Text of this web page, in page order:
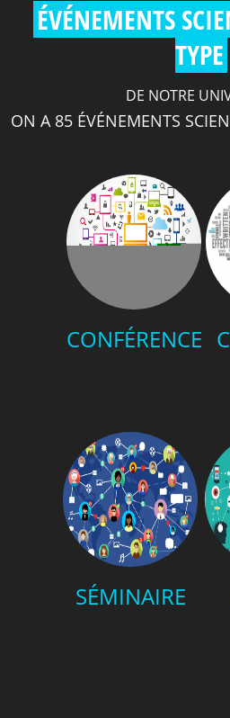
ÉVÉNEMENTS
TYPE
DE NOTRE
ON A 85 ÉVÉNEMENTS
CONFÉRENCE
SÉMINAIRE